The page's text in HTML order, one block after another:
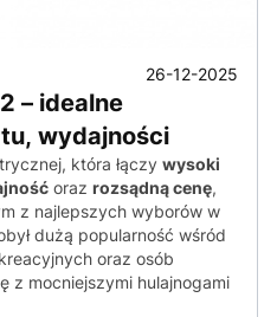
26-12-2025
– idealne
wydajności
która łączy wysoki
oraz rozsądną cenę,
z najlepszych wyborów w
dużą popularność wśród
oraz osób
z mocniejszymi hulajnogami